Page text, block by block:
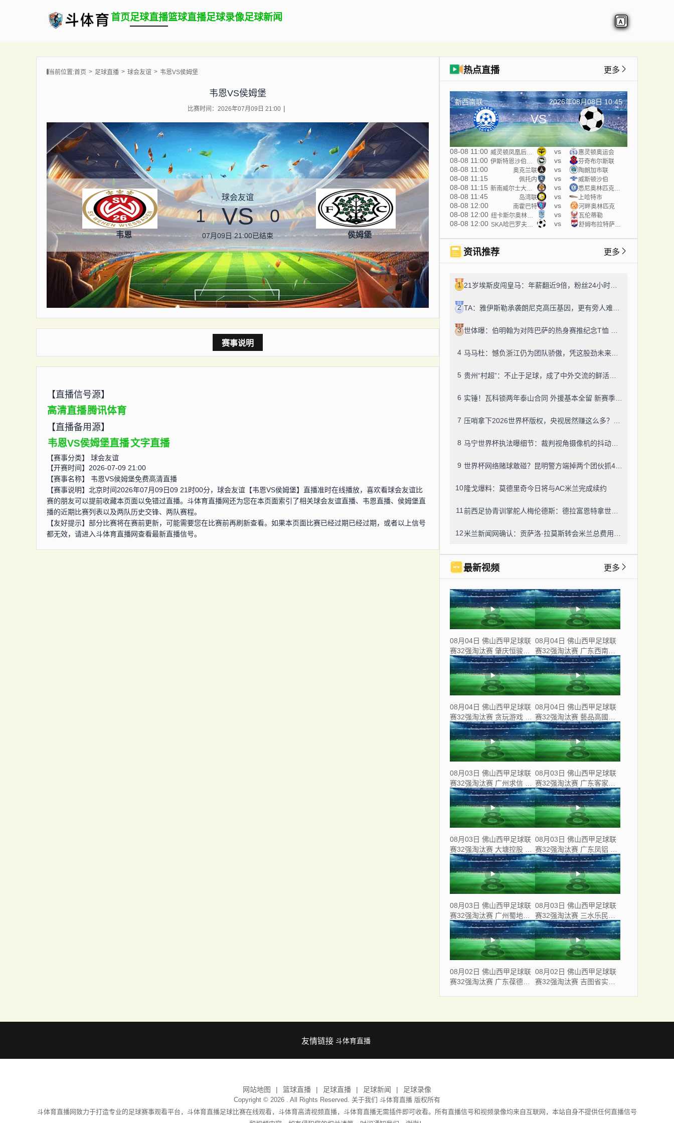
首页足球直播篮球直播足球录像足球新闻
当前位置:首页 足球直播 球会友谊 韦恩VS侯姆堡
韦恩VS侯姆堡
比赛时间：2026年07月09日 21:00
韦恩
球会友谊
1 VS 0
07月09日 21:00已结束 侯姆堡
赛事说明
【直播信号源】
高清直播 腾讯体育
【直播备用源】
韦恩VS侯姆堡直播 文字直播
【赛事分类】 球会友谊
【开赛时间】2026-07-09 21:00
【赛事名称】 韦恩VS侯姆堡免费高清直播
【赛事说明】北京时间2026年07月09日09 21时00分，球会友谊【韦恩VS侯姆堡】直播准时在线播放，喜欢看球会友谊比
赛的朋友可以提前收藏本页面以免错过直播。斗体育直播网还为您在本页面索引了相关球会友谊直播、韦恩直播、侯姆堡直
播的近期比赛列表以及两队历史交锋、两队赛程。
【友好提示】部分比赛将在赛前更新，可能需要您在比赛前再刷新查看。如果本页面比赛已经过期已经过期，或者以上信号
都无效，请进入斗体育直播网查看最新直播信号。
热点直播 更多
新西南联 2026年08月08日 10:45
VS
08-08 11:00 vs 惠灵顿奥运会
08-08 11:00 vs 芬奇布尔斯联
08-08 11:00 奥克兰联 vs 陶朗加市联
08-08 11:15 佩托内 vs 威斯顿沙伯
08-08 11:15 vs
08-08 11:45 岛湾联 vs 上哈特市
08-08 12:00 南霍巴特 vs 河畔奥林匹克
08-08 12:00 vs 瓦伦蒂勒
08-08 12:00 vs 舒姆布拉特萨兰斯克
资讯推荐 更多
1
2
3
4
5
6
7
8
9
10隆戈爆料：莫德里奇今日将与AC米兰完成续约
11
12
最新视频 更多
08月04日 佛山西甲足球联
赛32强淘汰赛 肇庆恒骏成
VS 三七互娱 全场录像
08月04日 佛山西甲足球联
赛32强淘汰赛 广东西南建
设 VS 香港圣徒 全场录像
08月04日 佛山西甲足球联
赛32强淘汰赛 贪玩游戏 VS
美的薪火 全场录像
08月04日 佛山西甲足球联
赛32强淘汰赛 藝品高國際
VS 湛江狂狼·粵辉能源 全
场录像
08月03日 佛山西甲足球联
赛32强淘汰赛 广州求信 VS
顺德新青年 全场录像
08月03日 佛山西甲足球联
赛32强淘汰赛 广东客家青
年 VS 广州英华思力U17 全
场录像
08月03日 佛山西甲足球联
赛32强淘汰赛 大塘控股 VS
茂名市点都得 全场录像
08月03日 佛山西甲足球联
赛32强淘汰赛 广东凤铝 VS
湛江八部科技 全场录像
08月03日 佛山西甲足球联
赛32强淘汰赛 广州蜀地红
VS 广州戴拿模 全场录像
08月03日 佛山西甲足球联
赛32强淘汰赛 三水乐民兴
健力宝 VS 中国澳门澳科精
英 全场录像
08月02日 佛山西甲足球联
赛32强淘汰赛 广东葆德澳
08月02日 佛山西甲足球联
赛32强淘汰赛 吉图省实青
友情链接 斗体育直播
网站地图 篮球直播 足球直播 足球新闻 足球录像
Copyright © 2026 . All Rights Reserved. 关于我们 斗体育直播 版权所有
斗体育直播网致力于打造专业的足球赛事观看平台，斗体育直播足球比赛在线观看，斗体育高清视频直播，斗体育直播无需插件即可收看。所有直播信号和视频录像均来自互联网，本站自身不提供任何直播信号